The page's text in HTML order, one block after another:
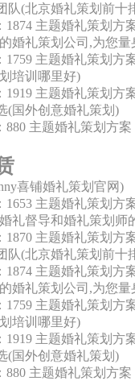
队(北京婚礼策划前十
1874 主题婚礼策划方
婚礼策划公司,为您量
1759 主题婚礼策划方
培训哪里好)
1919 主题婚礼策划方
(国外创意婚礼策划)
880 主题婚礼策划方案
喜铺婚礼策划官网)
1653 主题婚礼策划方
礼督导和婚礼策划师
1870 主题婚礼策划方
队(北京婚礼策划前十
1874 主题婚礼策划方
婚礼策划公司,为您量
1759 主题婚礼策划方
培训哪里好)
1919 主题婚礼策划方
(国外创意婚礼策划)
880 主题婚礼策划方案